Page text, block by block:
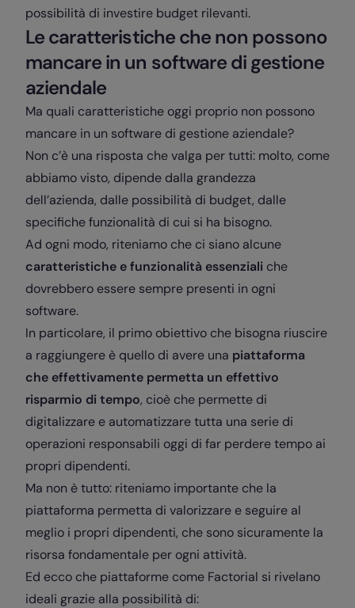
possibilità di investire budget rilevanti.
Le caratteristiche che non possono
mancare in un software di gestione
aziendale
Ma quali caratteristiche oggi proprio non possono
mancare in un software di gestione aziendale?
Non c’è una risposta che valga per tutti: molto, come
abbiamo visto, dipende dalla grandezza
dell’azienda, dalle possibilità di budget, dalle
specifiche funzionalità di cui si ha bisogno.
Ad ogni modo, riteniamo che ci siano alcune
caratteristiche e funzionalità essenziali che
dovrebbero essere sempre presenti in ogni
software.
In particolare, il primo obiettivo che bisogna riuscire
a raggiungere è quello di avere una piattaforma
che effettivamente permetta un effettivo
risparmio di tempo, cioè che permette di
digitalizzare e automatizzare tutta una serie di
operazioni responsabili oggi di far perdere tempo ai
propri dipendenti.
Ma non è tutto: riteniamo importante che la
piattaforma permetta di valorizzare e seguire al
meglio i propri dipendenti, che sono sicuramente la
risorsa fondamentale per ogni attività.
Ed ecco che piattaforme come Factorial si rivelano
ideali grazie alla possibilità di: